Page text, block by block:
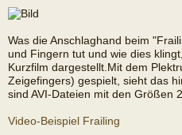
Was die Anschlaghand beim
und Fingern tut und wie dies
Kurzfilm dargestellt.Mit dem
Zeigefingers) gespielt, sieht das
sind AVI-Dateien mit den Größen
Video-Beispiel Frailing